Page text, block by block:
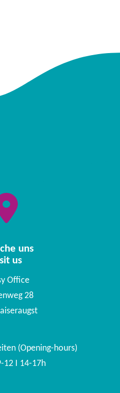
uns
us
Office
28
(Opening-hours)
12 I 14-17h